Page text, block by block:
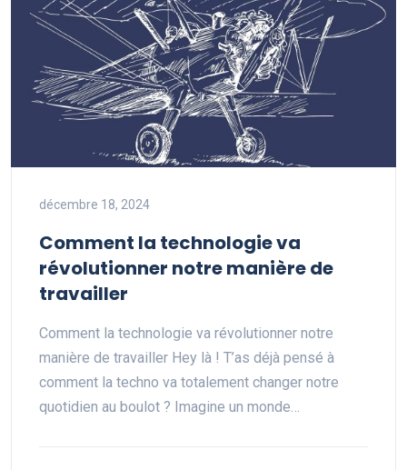
décembre 18, 2024
Comment la technologie va
révolutionner notre manière de
travailler
Comment la technologie va révolutionner notre
manière de travailler Hey là ! T’as déjà pensé à
comment la techno va totalement changer notre
quotidien au boulot ? Imagine un monde…